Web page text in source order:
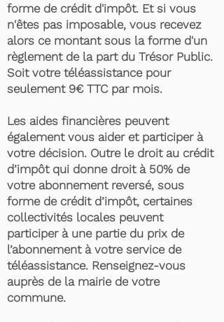
forme de crédit d'impôt. Et si vous
n'êtes pas imposable, vous recevez
alors ce montant sous la forme d'un
règlement de la part du Trésor Public.
Soit votre téléassistance pour
seulement 9€ TTC par mois.
Les aides financières peuvent
également vous aider et participer à
votre décision. Outre le droit au crédit
d’impôt qui donne droit à 50% de
votre abonnement reversé, sous
forme de crédit d’impôt, certaines
collectivités locales peuvent
participer à une partie du prix de
l’abonnement à votre service de
téléassistance. Renseignez-vous
auprès de la mairie de votre
commune.